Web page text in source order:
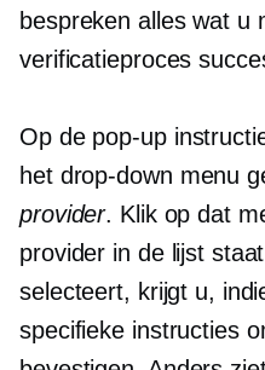
bespreken alles wat u
verificatieproces
Op de pop-up
het drop-down menu
provider. Klik op dat
provider in de lijst
selecteert, krijgt u,
specifieke instructies